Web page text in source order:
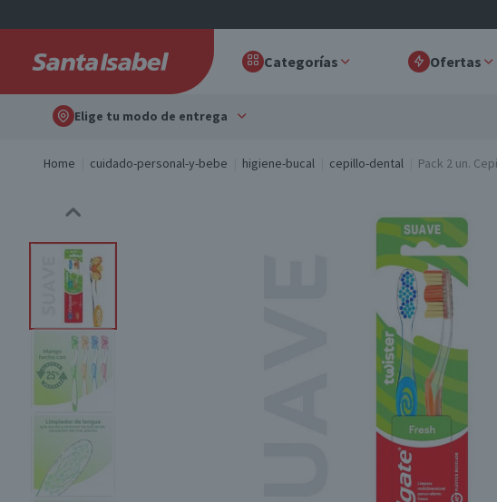
Categorías Ofertas
Elige tu modo de entrega
Home cuidado-personal-y-bebe higiene-bucal cepillo-dental Pack 2 un.